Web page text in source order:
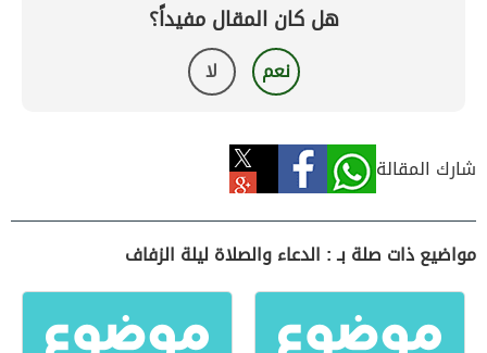
هل كان المقال مفيداً؟
نعم لا
شارك المقالة
مواضيع ذات صلة بـ : الدعاء والصلاة ليلة الزفاف